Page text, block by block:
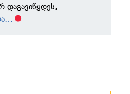
დაგავიწყდეს,